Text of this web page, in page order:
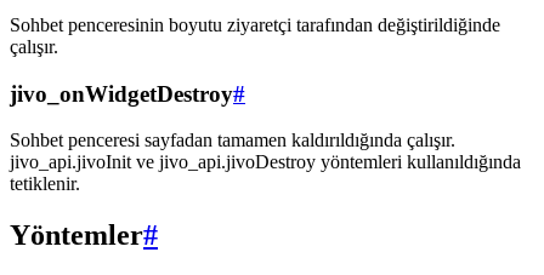
Sohbet penceresinin boyutu ziyaretçi tarafından değiştirildiğinde
çalışır.
jivo_onWidgetDestroy#
Sohbet penceresi sayfadan tamamen kaldırıldığında çalışır.
jivo_api.jivoInit ve jivo_api.jivoDestroy yöntemleri kullanıldığında
tetiklenir.
Yöntemler#